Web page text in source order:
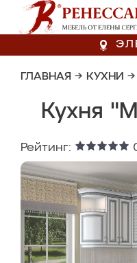
ГЛАВНАЯ → КУХНИ →
Кухня
Рейтинг: